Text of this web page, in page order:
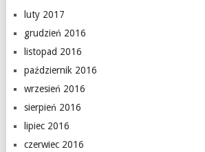
luty 2017
grudzień 2016
listopad 2016
październik 2016
wrzesień 2016
sierpień 2016
lipiec 2016
czerwiec 2016